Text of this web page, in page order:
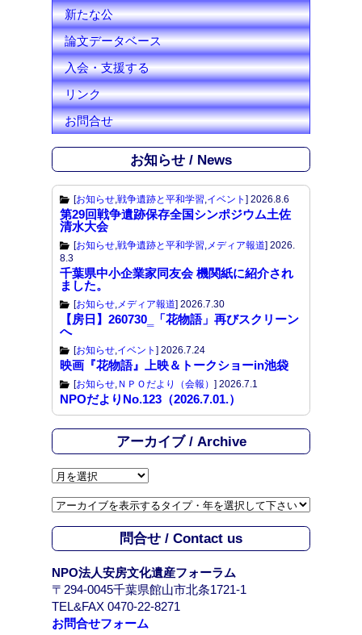
新たな公
論文データベース
入会・支援する
リンク
お問合せ
お知らせ / News
[お知らせ,戦争遺跡と平和学習,イベント ] 2026.8.6
第29回戦争遺跡保存全国シンポジウム土佐
清水大会
[お知らせ,戦争遺跡と平和学習,メディア報道] 2026.
8.3
千葉県中小企業家同友会 機関紙に紹介され
ました。
[お知らせ,メディア報道] 2026.7.30
【房日】260730‗「花物語」再びスクリーン
へ
[お知らせ,イベント ] 2026.7.24
映画『花物語』上映＆トークショーin池袋
[お知らせ,ＮＰＯだより（会報） ] 2026.7.1
NPOだよりNo.123（2026.7.01.）
アーカイブ / Archive
ア
カ
イ
ブ
A
r
c
h
問合せ / Contact us
NPO法人安房文化遺産フォーラム
〒294-0045千葉県館山市北条1721-1
TEL&FAX 0470-22-8271
お問合せフォーム